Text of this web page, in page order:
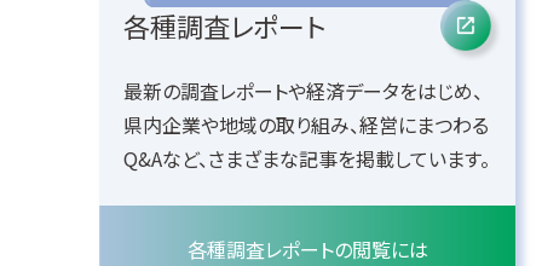
各種調査レポート
最新の調査レポートや経済データをはじめ、
県内企業や地域の取り組み、経営にまつわる
Q&Aなど、さまざまな記事を掲載しています。
各種調査レポートの閲覧には